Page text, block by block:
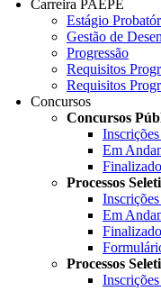
Carreira PAEPE
Estágio
Gestão de
Progressão
Requisitos
Requisitos
Concursos
Concursos
Em
Processos
Em
Processos